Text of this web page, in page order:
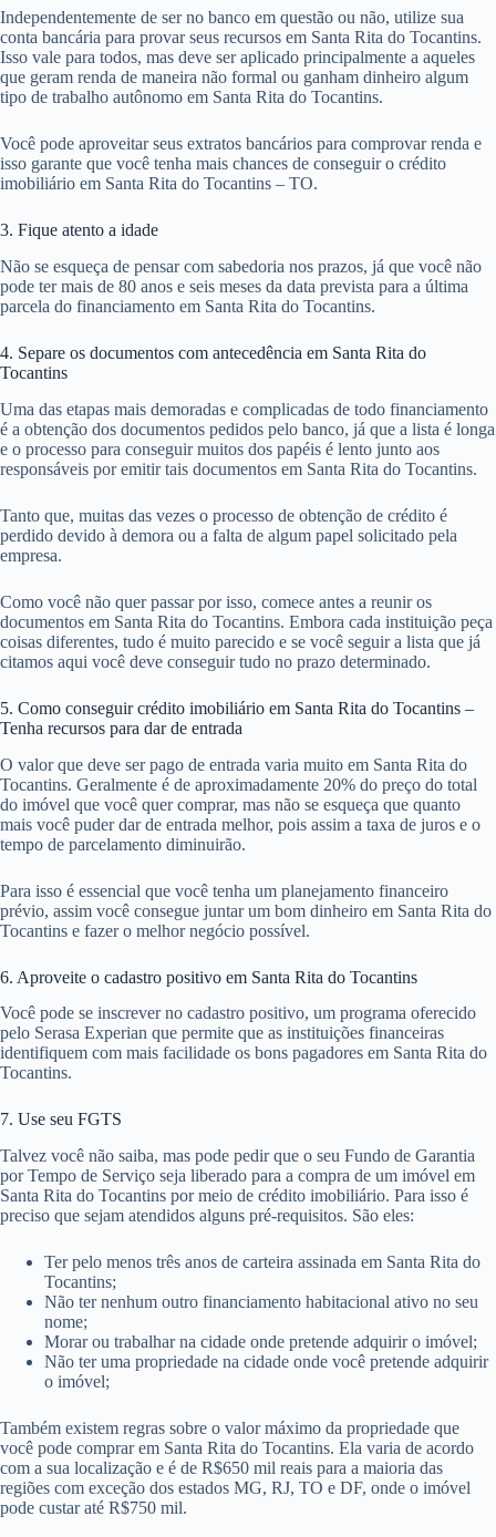
Independentemente de ser no banco em questão ou não, utilize sua
conta bancária para provar seus recursos em Santa Rita do Tocantins.
Isso vale para todos, mas deve ser aplicado principalmente a aqueles
que geram renda de maneira não formal ou ganham dinheiro algum
tipo de trabalho autônomo em Santa Rita do Tocantins.
Você pode aproveitar seus extratos bancários para comprovar renda e
isso garante que você tenha mais chances de conseguir o crédito
imobiliário em Santa Rita do Tocantins – TO.
3. Fique atento a idade
Não se esqueça de pensar com sabedoria nos prazos, já que você não
pode ter mais de 80 anos e seis meses da data prevista para a última
parcela do financiamento em Santa Rita do Tocantins.
4. Separe os documentos com antecedência em Santa Rita do
Tocantins
Uma das etapas mais demoradas e complicadas de todo financiamento
é a obtenção dos documentos pedidos pelo banco, já que a lista é longa
e o processo para conseguir muitos dos papéis é lento junto aos
responsáveis por emitir tais documentos em Santa Rita do Tocantins.
Tanto que, muitas das vezes o processo de obtenção de crédito é
perdido devido à demora ou a falta de algum papel solicitado pela
empresa.
Como você não quer passar por isso, comece antes a reunir os
documentos em Santa Rita do Tocantins. Embora cada instituição peça
coisas diferentes, tudo é muito parecido e se você seguir a lista que já
citamos aqui você deve conseguir tudo no prazo determinado.
5. Como conseguir crédito imobiliário em Santa Rita do Tocantins –
Tenha recursos para dar de entrada
O valor que deve ser pago de entrada varia muito em Santa Rita do
Tocantins. Geralmente é de aproximadamente 20% do preço do total
do imóvel que você quer comprar, mas não se esqueça que quanto
mais você puder dar de entrada melhor, pois assim a taxa de juros e o
tempo de parcelamento diminuirão.
Para isso é essencial que você tenha um planejamento financeiro
prévio, assim você consegue juntar um bom dinheiro em Santa Rita do
Tocantins e fazer o melhor negócio possível.
6. Aproveite o cadastro positivo em Santa Rita do Tocantins
Você pode se inscrever no cadastro positivo, um programa oferecido
pelo Serasa Experian que permite que as instituições financeiras
identifiquem com mais facilidade os bons pagadores em Santa Rita do
Tocantins.
7. Use seu FGTS
Talvez você não saiba, mas pode pedir que o seu Fundo de Garantia
por Tempo de Serviço seja liberado para a compra de um imóvel em
Santa Rita do Tocantins por meio de crédito imobiliário. Para isso é
preciso que sejam atendidos alguns pré-requisitos. São eles:
Ter pelo menos três anos de carteira assinada em Santa Rita do
Tocantins;
Não ter nenhum outro financiamento habitacional ativo no seu
nome;
Morar ou trabalhar na cidade onde pretende adquirir o imóvel;
Não ter uma propriedade na cidade onde você pretende adquirir
o imóvel;
Também existem regras sobre o valor máximo da propriedade que
você pode comprar em Santa Rita do Tocantins. Ela varia de acordo
com a sua localização e é de R$650 mil reais para a maioria das
regiões com exceção dos estados MG, RJ, TO e DF, onde o imóvel
pode custar até R$750 mil.